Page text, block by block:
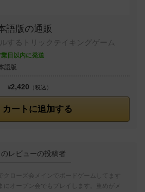
語版の通販
するトリックテイキングゲーム
日以内に発送
語版
カートに追加する
¥2,420 （税込）
のレビューの投稿者
クローズ会メインでボードゲームしてます
にオープン会でもプレイします。重めがメ